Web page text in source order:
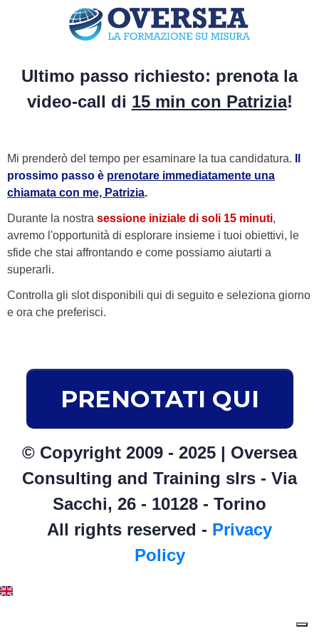
Ultimo passo richiesto: prenota la
video-call di 15 min con Patrizia!
Mi prenderò del tempo per esaminare la tua candidatura.
prossimo passo è prenotare immediatamente una
chiamata con me, Patrizia.
Durante la nostra sessione iniziale di soli 15 minuti,
avremo l'opportunità di esplorare insieme i tuoi obiettivi, le
sfide che stai affrontando e come possiamo aiutarti a
superarli.
Controlla gli slot disponibili qui di seguito e seleziona giorno
e ora che preferisci.
PRENOTATI QUI
© Copyright 2009 - 2025 | Oversea
Consulting and Training slrs - Via
Sacchi, 26 - 10128 - Torino
All rights reserved - Privacy
Policy